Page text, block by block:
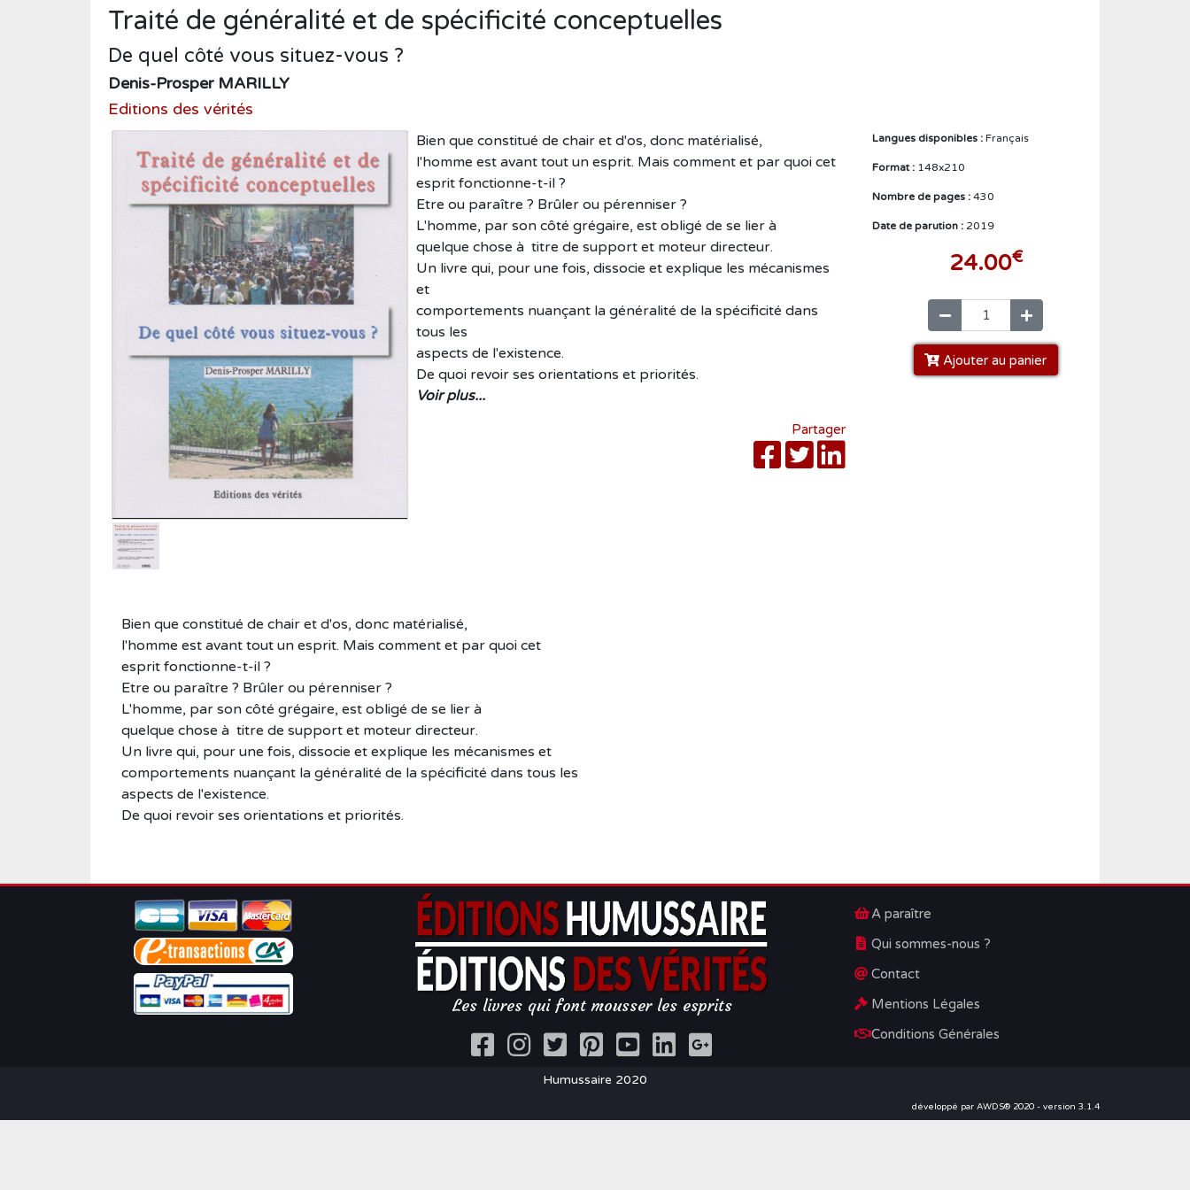
Musique
Nouvelles
Poésie
Policier
Roman historique
Sciences humaines
Témoignages
Vie d'antan
Traité de généralité et de spécificité conceptuelles
De quel côté vous situez-vous ?
Denis-Prosper MARILLY
Editions des vérités
Bien que constitué de chair et d'os, donc matérialisé,
l'homme est avant tout un esprit. Mais comment et par quoi cet
esprit fonctionne-t-il ?
Etre ou paraître ? Brûler ou pérenniser ?
L'homme, par son côté grégaire, est obligé de se lier à
quelque chose à titre de support et moteur directeur.
Un livre qui, pour une fois, dissocie et explique les mécanismes
et
comportements nuançant la généralité de la spécificité dans
tous les
aspects de l'existence.
De quoi revoir ses orientations et priorités.
Voir plus...
Partager
Langues disponibles : Français
Format : 148x210
Nombre de pages : 430
Date de parution : 2019
24.00€
Ajouter au panier
Bien que constitué de chair et d'os, donc matérialisé,
l'homme est avant tout un esprit. Mais comment et par quoi cet
esprit fonctionne-t-il ?
Etre ou paraître ? Brûler ou pérenniser ?
L'homme, par son côté grégaire, est obligé de se lier à
quelque chose à titre de support et moteur directeur.
Un livre qui, pour une fois, dissocie et explique les mécanismes et
comportements nuançant la généralité de la spécificité dans tous les
aspects de l'existence.
De quoi revoir ses orientations et priorités.
Les livres qui font mousser les esprits
A paraître
Qui sommes-nous ?
Contact
Mentions Légales
Conditions Générales
Humussaire 2020
développé par AWDS® 2020 - version 3.1.4